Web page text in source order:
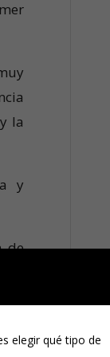
y la
y
de
elegir qué tipo de